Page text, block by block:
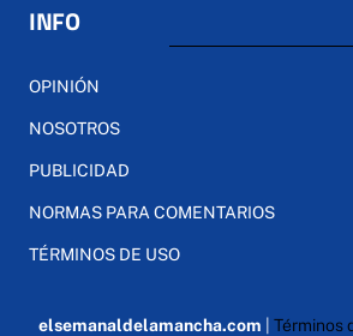
INFO
OPINIÓN
NOSOTROS
PUBLICIDAD
NORMAS PARA COMENTARIOS
TÉRMINOS DE USO
elsemanaldelamancha.com Términos